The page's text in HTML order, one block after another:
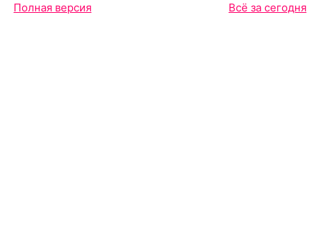
Полная версия Всё за сегодня